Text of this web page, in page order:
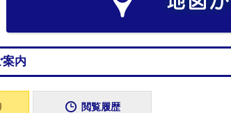
内
閲覧履歴